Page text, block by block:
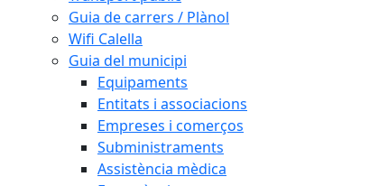
Guia de carrers / Plànol
Wifi Calella
Guia del municipi
Equipaments
Entitats i associacions
Empreses i comerços
Subministraments
Assistència mèdica